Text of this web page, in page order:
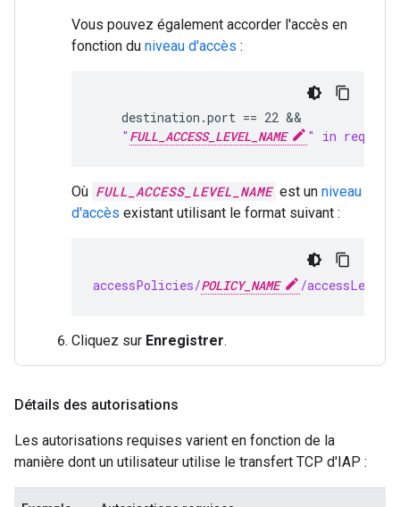
Vous pouvez également accorder l'accès en
fonction du niveau d'accès :
destination.port == 22 &&
    "
FULL_ACCESS_LEVEL_NAME " in
Où FULL_ACCESS_LEVEL_NAME est un niveau
d'accès existant utilisant le format suivant :
accessPolicies/POLICY_NAME /accessLevels/
Cliquez sur Enregistrer.
Détails des autorisations
Les autorisations requises varient en fonction de la
manière dont un utilisateur utilise le transfert TCP d'IAP :